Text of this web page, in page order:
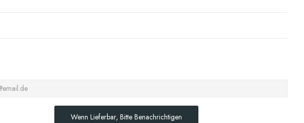
Wenn Lieferbar, Bitte Benachrichtigen